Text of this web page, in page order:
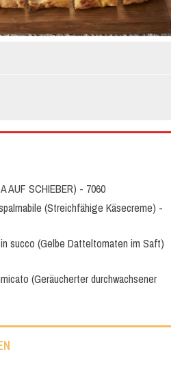
AUF SCHIEBER) - 7060
(Streichfähige Käsecreme) -
succo (Gelbe Datteltomaten im Saft)
(Geräucherter durchwachsener